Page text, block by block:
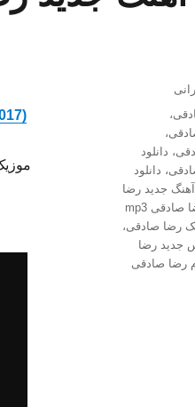
،
،
، دانلود
، دانلود
آهنگ جدید رضا
دانلود رضا صادقی mp3
رضا صادقی،
جدید رضا
رضا صادقی